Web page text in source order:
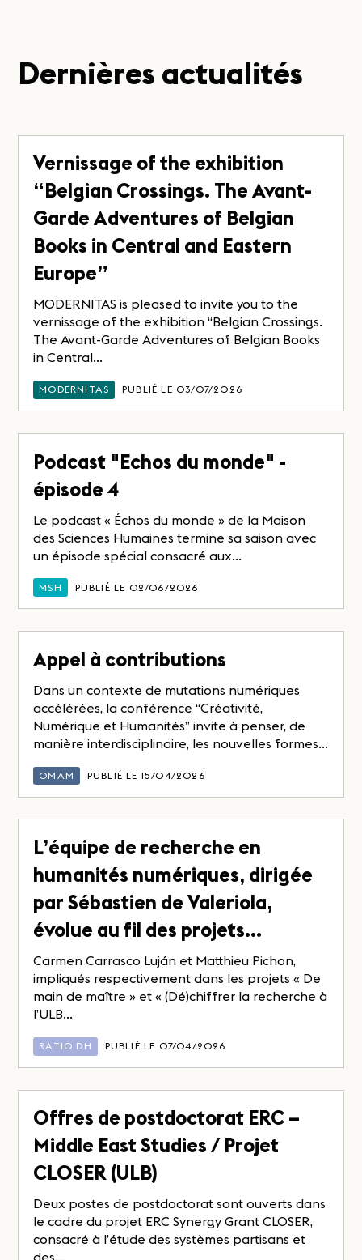
Dernières actualités
Vernissage of the exhibition
“Belgian Crossings. The Avant-
Garde Adventures of Belgian
Books in Central and Eastern
Europe”
MODERNITAS is pleased to invite you to the
vernissage of the exhibition “Belgian Crossings.
The Avant-Garde Adventures of Belgian Books
in Central...
MODERNITAS PUBLIÉ LE 03/07/2026
Podcast "Echos du monde" -
épisode 4
Le podcast « Échos du monde » de la Maison
des Sciences Humaines termine sa saison avec
un épisode spécial consacré aux...
MSH PUBLIÉ LE 02/06/2026
Appel à contributions
Dans un contexte de mutations numériques
accélérées, la conférence “Créativité,
Numérique et Humanités” invite à penser, de
manière interdisciplinaire, les nouvelles formes...
OMAM PUBLIÉ LE 15/04/2026
L’équipe de recherche en
humanités numériques, dirigée
par Sébastien de Valeriola,
évolue au fil des projets…
Carmen Carrasco Luján et Matthieu Pichon,
impliqués respectivement dans les projets « De
main de maître » et « (Dé)chiffrer la recherche à
l’ULB...
RATIO DH PUBLIÉ LE 07/04/2026
Offres de postdoctorat ERC –
Middle East Studies / Projet
CLOSER (ULB)
Deux postes de postdoctorat sont ouverts dans
le cadre du projet ERC Synergy Grant CLOSER,
consacré à l’étude des systèmes partisans et